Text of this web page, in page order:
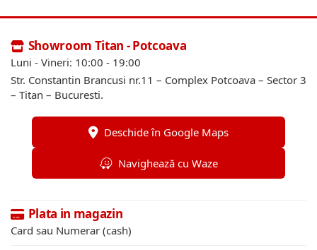
Showroom Titan - Potcoava
Luni - Vineri: 10:00 - 19:00
Str. Constantin Brancusi nr.11 – Complex Potcoava – Sector 3
– Titan – Bucuresti.
Deschide în Google Maps
Navighează cu Waze
Plata in magazin
Card sau Numerar (cash)